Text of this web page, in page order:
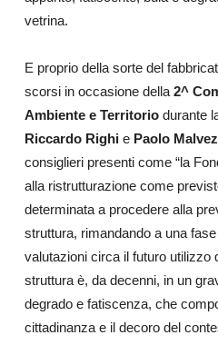
vetrina.
E proprio della sorte del
scorsi in occasione della 2^
Ambiente e Territorio durante
Riccardo Righi e Paolo
consiglieri presenti come “la
alla ristrutturazione come
determinata a procedere alla
struttura, rimandando a una
valutazioni circa il futuro utilizzo
struttura è, da decenni, in un
degrado e fatiscenza, che
cittadinanza e il decoro del